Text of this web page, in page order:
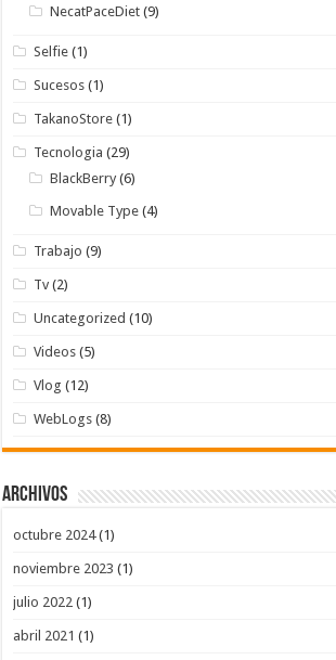
NecatPaceDiet (9)
Selfie (1)
Sucesos (1)
TakanoStore (1)
Tecnologia (29)
BlackBerry (6)
Movable Type (4)
Trabajo (9)
Tv (2)
Uncategorized (10)
Videos (5)
Vlog (12)
WebLogs (8)
Archivos
octubre 2024(1)
noviembre 2023 (1)
julio 2022 (1)
abril 2021 (1)